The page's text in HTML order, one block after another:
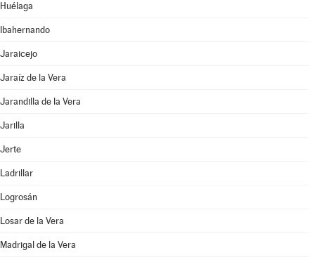
Huélaga
Ibahernando
Jaraicejo
Jaraíz de la Vera
Jarandilla de la Vera
Jarilla
Jerte
Ladrillar
Logrosán
Losar de la Vera
Madrigal de la Vera